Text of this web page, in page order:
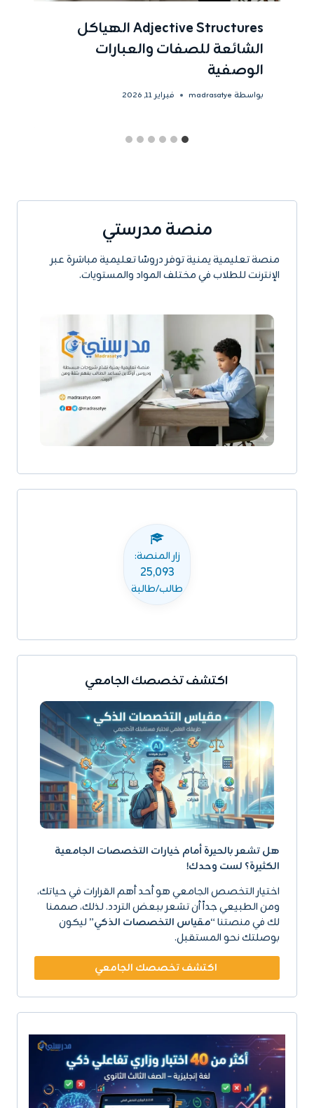
Adjective Structures الهياكل
الشائعة للصفات والعبارات
الوصفية
بواسطة madrasatye فبراير 11, 2026
منصة مدرستي
منصة تعليمية يمنية توفر دروسًا تعليمية مباشرة عبر
الإنترنت للطلاب في مختلف المواد والمستويات.
زار المنصة:
25,093
طالب/طالبة
اكتشف تخصصك الجامعي
هل تشعر بالحيرة أمام خيارات التخصصات الجامعية
الكثيرة؟ لست وحدك!
اختيار التخصص الجامعي هو أحد أهم القرارات في حياتك،
ومن الطبيعي جداً أن تشعر ببعض التردد. لذلك، صممنا
لك في منصتنا“مقياس التخصصات الذكي” ليكون
بوصلتك نحو المستقبل.
اكتشف تخصصك الجامعي